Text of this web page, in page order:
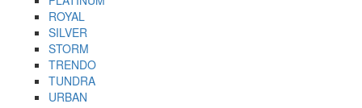
ROYAL
SILVER
STORM
TRENDO
TUNDRA
URBAN